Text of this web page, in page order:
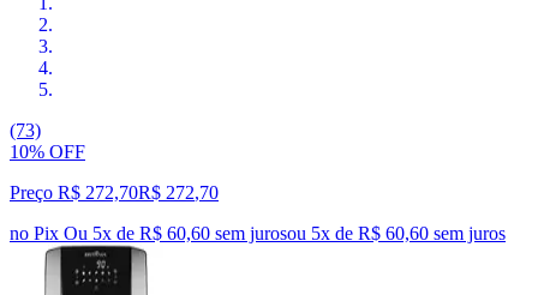
(73)
10% OFF
Preço R$ 272,70R$ 272,70
no Pix Ou 5x de R$ 60,60 sem jurosou 5x de R$ 60,60 sem juros